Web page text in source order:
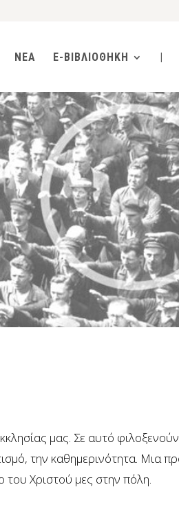
ΝΕΑ E-ΒΙΒΛΙΟΘΗΚΗ |
μας. Σε αυτό
την καθημερινότητα. Μια
του Χριστού μες στην πόλη.